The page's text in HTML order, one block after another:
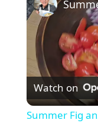
Watch on
Summer Fig